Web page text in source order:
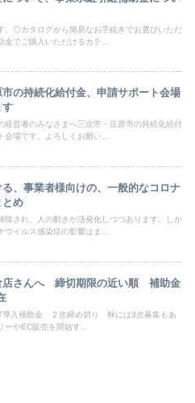
。◎カタログから簡易なお手続きでお選びいただ
金でご購入いただけるカテ...
の持続化給付金、申請サポート会場
す
経営者のみなさまへ三次市・庄原市の持続化給付
会場です。よろしくお願い...
、事業者様向けの、一般的なコロナ
とめ
除され、人の動きが活発化しつつあります。しか
ウイルス感染症の影響はま...
店さんへ 締切期限の近い順 補助金
導入補助金 ２次締め切り 秋には3次募集もあ
ーやEC販売を開始す...